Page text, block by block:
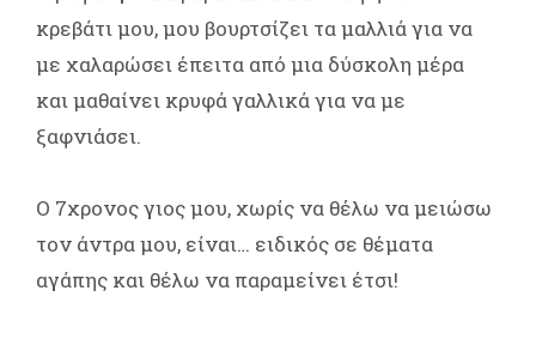
κρεβάτι μου, μου βουρτσίζει τα μαλλιά για να
με χαλαρώσει έπειτα από μια δύσκολη μέρα
και μαθαίνει κρυφά γαλλικά για να με
ξαφνιάσει.
Ο 7χρονος γιος μου, χωρίς να θέλω να μειώσω
τον άντρα μου, είναι… ειδικός σε θέματα
αγάπης και θέλω να παραμείνει έτσι!